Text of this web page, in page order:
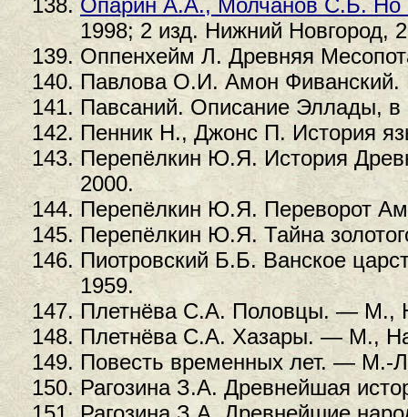
1998; 2 изд. Нижний Новгород,
Оппенхейм Л. Древняя
Павлова О.И. Амон Фиванский.
Павсаний. Описание Эллады,
Пенник Н., Джонс П. История
Перепёлкин Ю.Я. История
2000.
Перепёлкин Ю.Я. Переворот
Перепёлкин Ю.Я. Тайна
Пиотровский Б.Б. Ванское
1959.
Плетнёва С.А. Половцы. — М.,
Плетнёва С.А. Хазары. — М.,
Повесть временных лет. — М.-
Рагозина З.А. Древнейшая